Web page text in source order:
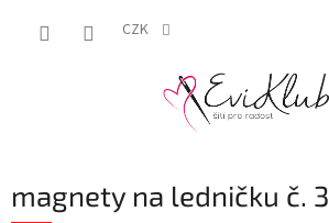
CZK
magnety na ledničku č. 3